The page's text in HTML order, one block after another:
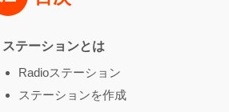
ステーションとは
Radioステーション
ステーションを作成